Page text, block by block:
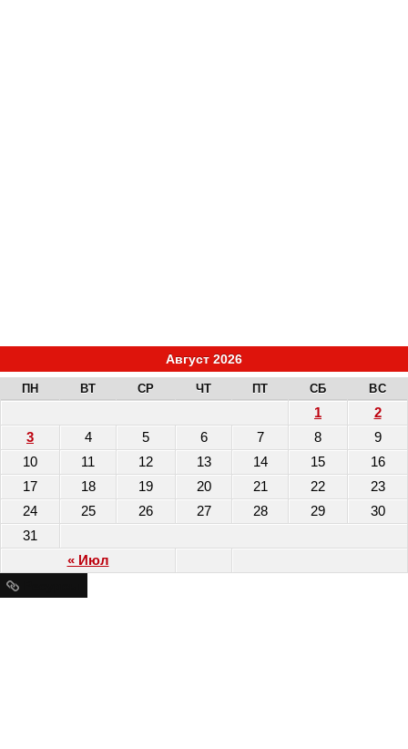
Август 2026
ПН ВТ СР ЧТ ПТ СБ ВС
« Июл
1
2
3
4 5 6 7 8
9
10
11 12 13 14 15
16
17
18 19 20 21 22
23
24
25 26 27 28 29
30
31